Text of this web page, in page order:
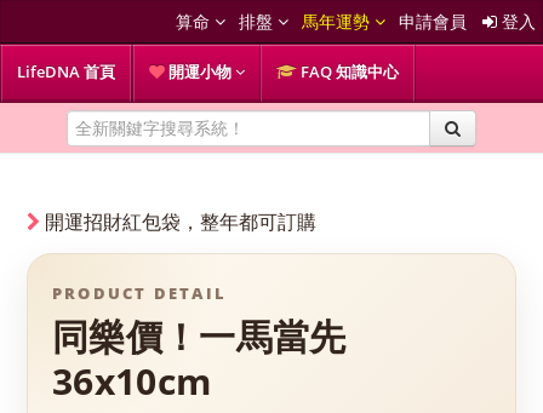
算命 排盤 馬年運勢 申請會員 登入
LifeDNA 首頁 開運小物 FAQ 知識中心
開運招財紅包袋，整年都可訂購
PRODUCT DETAIL
同樂價！一馬當先
36x10cm